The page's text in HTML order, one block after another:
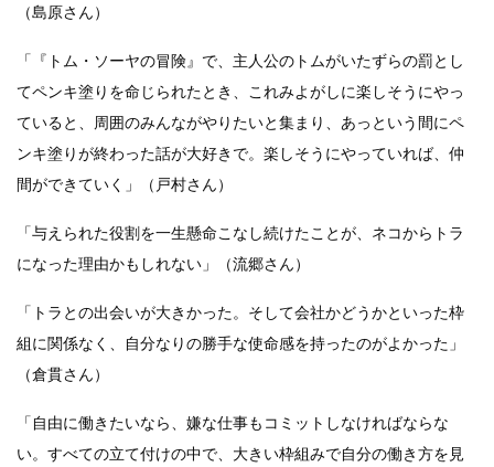
（島原さん）
「『トム・ソーヤの冒険』で、主人公のトムがいたずらの罰とし
てペンキ塗りを命じられたとき、これみよがしに楽しそうにやっ
ていると、周囲のみんながやりたいと集まり、あっという間にペ
ンキ塗りが終わった話が大好きで。楽しそうにやっていれば、仲
間ができていく」（戸村さん）
「与えられた役割を一生懸命こなし続けたことが、ネコからトラ
になった理由かもしれない」（流郷さん）
「トラとの出会いが大きかった。そして会社かどうかといった枠
組に関係なく、自分なりの勝手な使命感を持ったのがよかった」
（倉貫さん）
「自由に働きたいなら、嫌な仕事もコミットしなければならな
い。すべての立て付けの中で、大きい枠組みで自分の働き方を見